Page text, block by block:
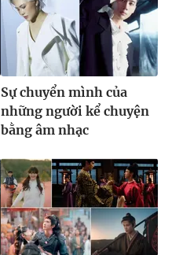
Sự chuyển mình của
những người kể chuyện
bằng âm nhạc